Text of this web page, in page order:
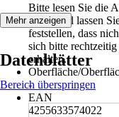
Bitte lesen Sie die
durch und lassen
feststellen, dass
sich bitte
erhalten.
Oberfläche/
-
EAN
4255633574022
Mehr anzeigen
Datenblätter
Bereich überspringen